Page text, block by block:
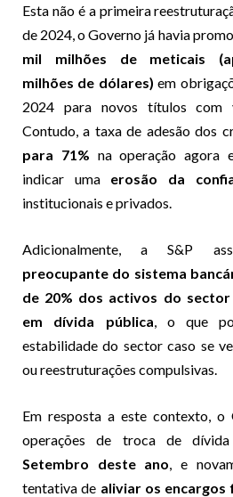
Esta não é a primeira
de 2024, o Governo já havia
mil milhões de meticais
milhões de dólares) em
2024 para novos títulos com
Contudo, a taxa de adesão dos
para 71% na operação agora
indicar uma erosão da
institucionais e privados.
Adicionalmente, a S&P
preocupante do sistema
de 20% dos activos do
em dívida pública, o que
estabilidade do sector caso se
ou reestruturações compulsivas.
Em resposta a este contexto, o
operações de troca de
Setembro deste ano, e
tentativa de aliviar os